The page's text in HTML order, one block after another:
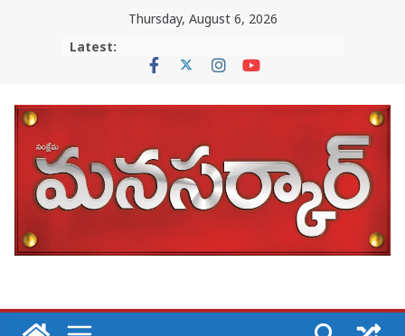
Thursday, August 6, 2026
Latest: